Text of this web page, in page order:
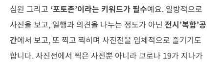
심원 그리고 ‘포토존’이라는 키워드가 필수예요. 일방적으로
사진을 보고, 일행과 의견을 나누는 정도가 아닌 전시’복합’공
간에서 보고, 또 찍고 찍히며 사진전을 입체적으로 즐기기도
합니다. 사진전에서 찍은 사진뿐 아니라 코로나 19가 지나가